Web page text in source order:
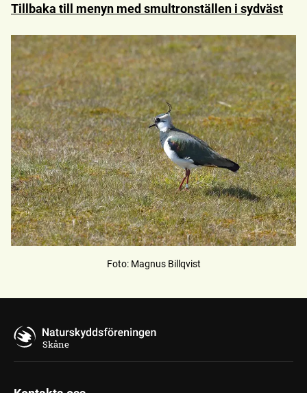
Tillbaka till menyn med smultronställen i sydväst
Foto: Magnus Billqvist
Skåne